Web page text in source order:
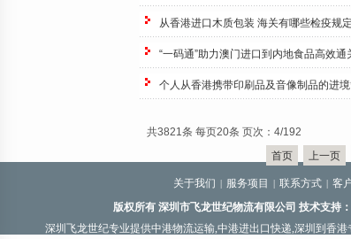
从香港进口木质包装 海关有哪些检疫规定
“一码通”助力澳门进口到内地食品高效通
个人从香港携带印刷品及音像制品的进
共3821条 每页20条 页次：4/192
首页
上一页
关于我们 | 服务项目 | 联系方式 | 客
名称
版权所有 深圳市飞龙世纪物流有限公司 技术支持：
深圳飞龙世纪专业提供中港物流运输,中港进出口快递,深圳到香港